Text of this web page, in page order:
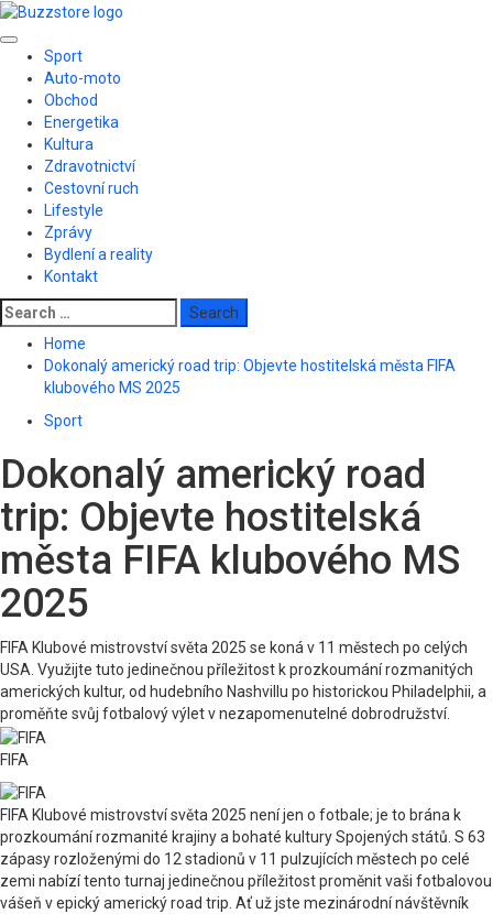
Skip
content
Primary
Menu
Sport
Auto-moto
Obchod
Energetika
Kultura
Zdravotnictví
Cestovní ruch
Lifestyle
Zprávy
Bydlení a reality
Kontakt
Search
for:
Home
Dokonalý americký road trip: Objevte hostitelská města FIFA
klubového MS 2025
Sport
Dokonalý americký road
trip: Objevte hostitelská
města FIFA klubového MS
2025
FIFA Klubové mistrovství světa 2025 se koná v 11 městech po celých
USA. Využijte tuto jedinečnou příležitost k prozkoumání rozmanitých
amerických kultur, od hudebního Nashvillu po historickou Philadelphii, a
proměňte svůj fotbalový výlet v nezapomenutelné dobrodružství.
FIFA
FIFA Klubové mistrovství světa 2025 není jen o fotbale; je to brána k
prozkoumání rozmanité krajiny a bohaté kultury Spojených států. S 63
zápasy rozloženými do 12 stadionů v 11 pulzujících městech po celé
zemi nabízí tento turnaj jedinečnou příležitost proměnit vaši fotbalovou
vášeň v epický americký road trip. Ať už jste mezinárodní návštěvník